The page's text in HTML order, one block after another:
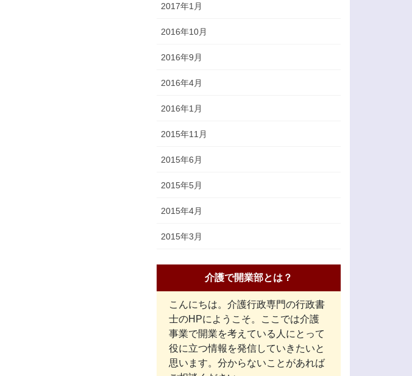
2017年1月
2016年10月
2016年9月
2016年4月
2016年1月
2015年11月
2015年6月
2015年5月
2015年4月
2015年3月
介護で開業部とは？
こんにちは。介護行政専門の行政書
士のHPにようこそ。ここでは介護
事業で開業を考えている人にとって
役に立つ情報を発信していきたいと
思います。分からないことがあれば